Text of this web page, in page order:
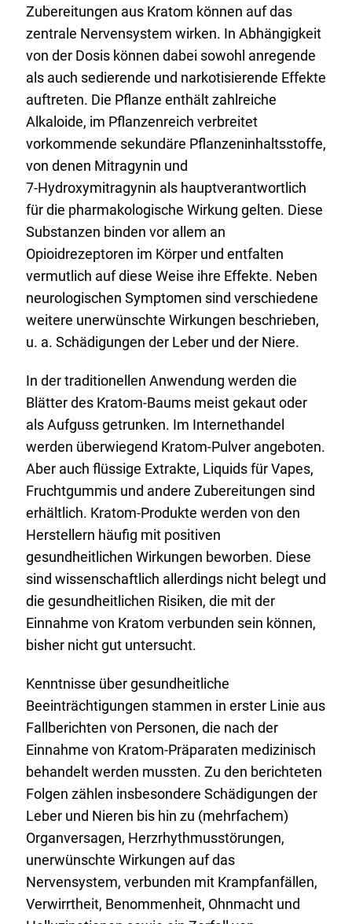
hervorrufen.pdf
Zubereitungen aus Kratom können auf das
zentrale Nervensystem wirken. In Abhängigkeit
von der Dosis können dabei sowohl anregende
als auch sedierende und narkotisierende Effekte
auftreten. Die Pflanze enthält zahlreiche
Alkaloide, im Pflanzenreich verbreitet
vorkommende sekundäre Pflanzeninhaltsstoffe,
von denen Mitragynin und
7-Hydroxymitragynin als hauptverantwortlich
für die pharmakologische Wirkung gelten. Diese
Substanzen binden vor allem an
Opioidrezeptoren im Körper und entfalten
vermutlich auf diese Weise ihre Effekte. Neben
neurologischen Symptomen sind verschiedene
weitere unerwünschte Wirkungen beschrieben,
u. a. Schädigungen der Leber und der Niere.
In der traditionellen Anwendung werden die
Blätter des Kratom-Baums meist gekaut oder
als Aufguss getrunken. Im Internethandel
werden überwiegend Kratom-Pulver angeboten.
Aber auch flüssige Extrakte, Liquids für Vapes,
Fruchtgummis und andere Zubereitungen sind
erhältlich. Kratom-Produkte werden von den
Herstellern häufig mit positiven
gesundheitlichen Wirkungen beworben. Diese
sind wissenschaftlich allerdings nicht belegt und
die gesundheitlichen Risiken, die mit der
Einnahme von Kratom verbunden sein können,
bisher nicht gut untersucht.
Kenntnisse über gesundheitliche
Beeinträchtigungen stammen in erster Linie aus
Fallberichten von Personen, die nach der
Einnahme von Kratom-Präparaten medizinisch
behandelt werden mussten. Zu den berichteten
Folgen zählen insbesondere Schädigungen der
Leber und Nieren bis hin zu (mehrfachem)
Organversagen, Herzrhythmusstörungen,
unerwünschte Wirkungen auf das
Nervensystem, verbunden mit Krampfanfällen,
Verwirrtheit, Benommenheit, Ohnmacht und